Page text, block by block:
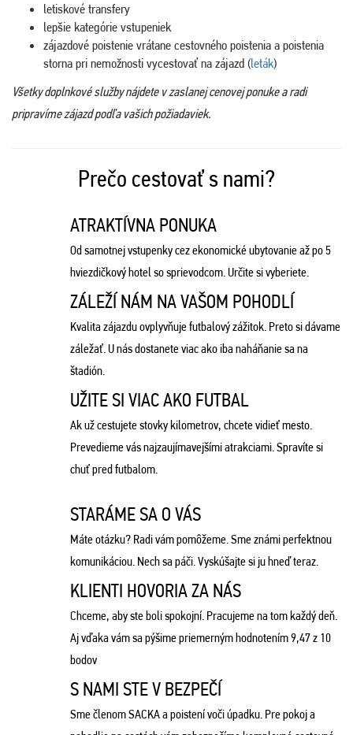
letiskové transfery
lepšie kategórie vstupeniek
zájazdové poistenie vrátane cestovného poistenia a poistenia
storna pri nemožnosti vycestovať na zájazd (leták)
Všetky doplnkové služby nájdete v zaslanej cenovej ponuke a radi
pripravíme zájazd podľa vašich požiadaviek.
Prečo cestovať s nami?
ATRAKTÍVNA PONUKA
Od samotnej vstupenky cez ekonomické ubytovanie až po 5
hviezdičkový hotel so sprievodcom. Určite si vyberiete.
ZÁLEŽÍ NÁM NA VAŠOM POHODLÍ
Kvalita zájazdu ovplyvňuje futbalový zážitok. Preto si dávame
záležať. U nás dostanete viac ako iba naháňanie sa na
štadión.
UŽITE SI VIAC AKO FUTBAL
Ak už cestujete stovky kilometrov, chcete vidieť mesto.
Prevedieme vás najzaujímavejšími atrakciami. Spravíte si
chuť pred futbalom.
STARÁME SA O VÁS
Máte otázku? Radi vám pomôžeme. Sme známi perfektnou
komunikáciou. Nech sa páči. Vyskúšajte si ju hneď teraz.
KLIENTI HOVORIA ZA NÁS
Chceme, aby ste boli spokojní. Pracujeme na tom každý deň.
Aj vďaka vám sa pýšime priemerným hodnotením 9,47 z 10
bodov
S NAMI STE V BEZPEČÍ
Sme členom SACKA a poistení voči úpadku. Pre pokoj a